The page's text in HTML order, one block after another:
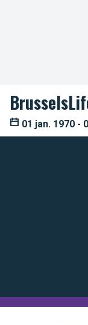
01 jan. 1970 -